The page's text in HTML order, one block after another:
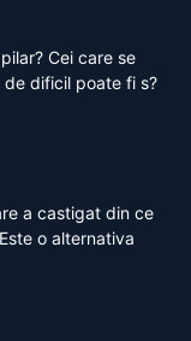
Cei care se
de dificil poate fi s?
a castigat din ce
o alternativa